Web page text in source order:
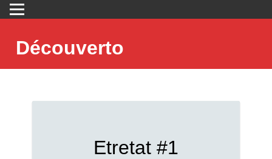
Découverto
Etretat #1